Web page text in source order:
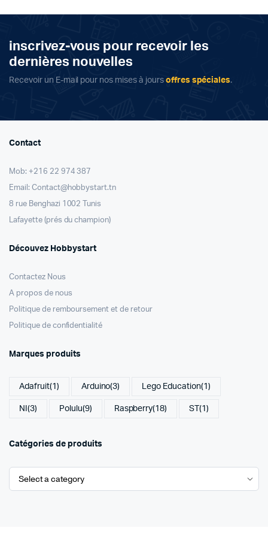
inscrivez-vous pour recevoir les
dernières nouvelles
Recevoir un E-mail pour nos mises à jours offres spéciales.
Contact
Mob: +216 22 974 387
Email: Contact@hobbystart.tn
8 rue Benghazi 1002 Tunis
Lafayette (prés du champion)
Découvez Hobbystart
Contactez Nous
A propos de nous
Politique de remboursement et de retour
Politique de confidentialité
Marques produits
Adafruit(1) Arduino(3) Lego Education(1)
NI (3) Polulu(9) Raspberry(18) ST(1)
Catégories de produits